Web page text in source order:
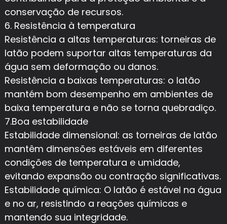
conservação de recursos.
6. Resistência à temperatura
Resistência a altas temperaturas: torneiras de
latão podem suportar altas temperaturas da
água sem deformação ou danos.
Resistência a baixas temperaturas: o latão
mantém bom desempenho em ambientes de
baixa temperatura e não se torna quebradiço.
7.Boa estabilidade
Estabilidade dimensional: as torneiras de latão
mantêm dimensões estáveis ​​em diferentes
condições de temperatura e umidade,
evitando expansão ou contração significativas.
Estabilidade química: O latão é estável na água
e no ar, resistindo a reações químicas e
mantendo sua integridade.